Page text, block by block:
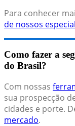
Para conhecer
de nossos
Como fazer a
do Brasil?
Com nossas
sua prospecção
cidades e porte.
mercado.